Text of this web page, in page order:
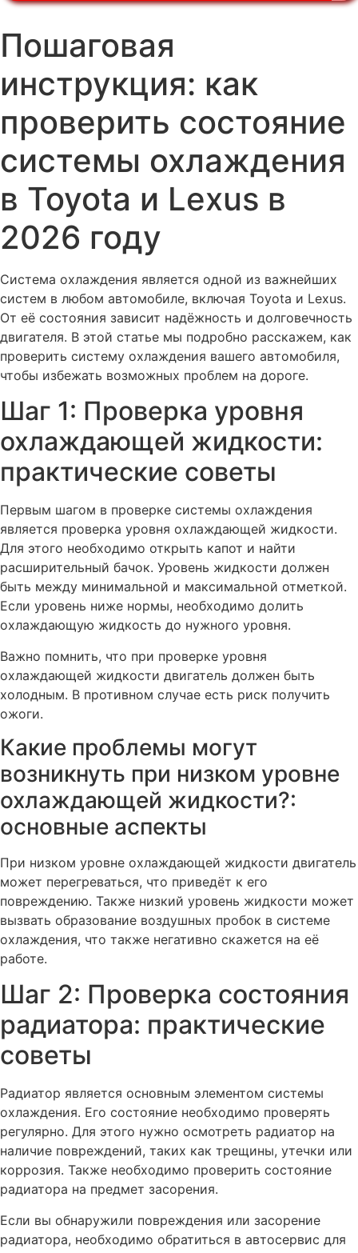
Пошаговая
инструкция: как
проверить состояние
системы охлаждения
в Toyota и Lexus в
2026 году
Система охлаждения является одной из важнейших
систем в любом автомобиле, включая Toyota и Lexus.
От её состояния зависит надёжность и долговечность
двигателя. В этой статье мы подробно расскажем, как
проверить систему охлаждения вашего автомобиля,
чтобы избежать возможных проблем на дороге.
Шаг 1: Проверка уровня
охлаждающей жидкости:
практические советы
Первым шагом в проверке системы охлаждения
является проверка уровня охлаждающей жидкости.
Для этого необходимо открыть капот и найти
расширительный бачок. Уровень жидкости должен
быть между минимальной и максимальной отметкой.
Если уровень ниже нормы, необходимо долить
охлаждающую жидкость до нужного уровня.
Важно помнить, что при проверке уровня
охлаждающей жидкости двигатель должен быть
холодным. В противном случае есть риск получить
ожоги.
Какие проблемы могут
возникнуть при низком уровне
охлаждающей жидкости?:
основные аспекты
При низком уровне охлаждающей жидкости двигатель
может перегреваться, что приведёт к его
повреждению. Также низкий уровень жидкости может
вызвать образование воздушных пробок в системе
охлаждения, что также негативно скажется на её
работе.
Шаг 2: Проверка состояния
радиатора: практические
советы
Радиатор является основным элементом системы
охлаждения. Его состояние необходимо проверять
регулярно. Для этого нужно осмотреть радиатор на
наличие повреждений, таких как трещины, утечки или
коррозия. Также необходимо проверить состояние
радиатора на предмет засорения.
Если вы обнаружили повреждения или засорение
радиатора, необходимо обратиться в автосервис для